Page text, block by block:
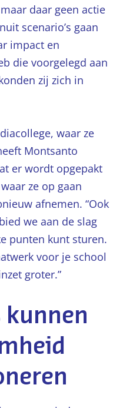
daar geen actie
scenario’s gaan
impact en
die voorgelegd aan
zij zich in
waar ze
Montsanto
er wordt opgepakt
ze op gaan
afnemen. “Ook
we aan de slag
punten kunt sturen.
voor je school
groter.”
kunnen